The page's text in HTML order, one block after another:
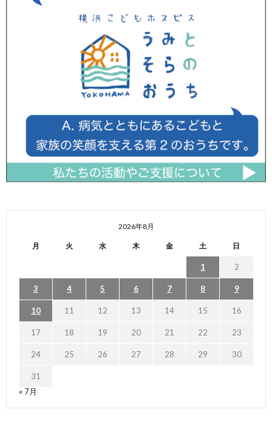
2026年8月
月 火 水 木 金 土 日
1 2
3 4 5 6 7 8 9
10 11 12 13 14 15 16
17 18 19 20 21 22 23
24 25 26 27 28 29 30
31
« 7月